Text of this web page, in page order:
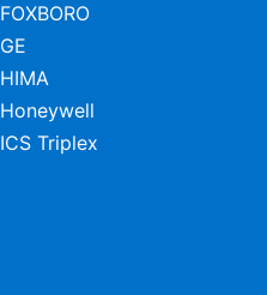
FOXBORO
GE
HIMA
Honeywell
ICS Triplex